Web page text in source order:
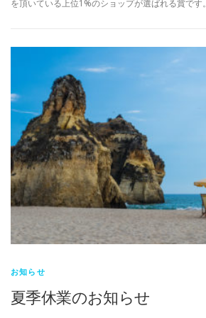
を頂いている上位1%のショップが選ばれる賞です。
お知らせ
夏季休業のお知らせ